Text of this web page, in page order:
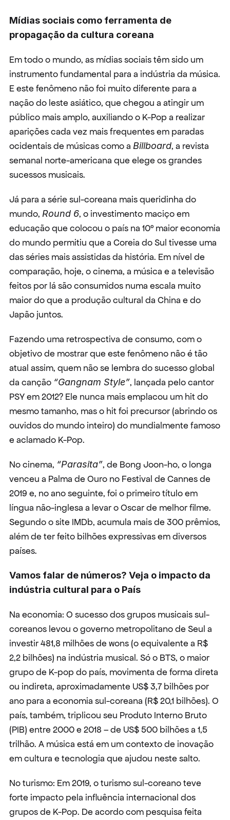
Mídias sociais como ferramenta de
propagação da cultura coreana
Em todo o mundo, as mídias sociais têm sido um
instrumento fundamental para a indústria da música.
E este fenômeno não foi muito diferente para a
nação do leste asiático, que chegou a atingir um
público mais amplo, auxiliando o K-Pop a realizar
aparições cada vez mais frequentes em paradas
ocidentais de músicas como a Billboard, a revista
semanal norte-americana que elege os grandes
sucessos musicais.
Já para a série sul-coreana mais queridinha do
mundo, Round 6, o investimento maciço em
educação que colocou o país na 10º maior economia
do mundo permitiu que a Coreia do Sul tivesse uma
das séries mais assistidas da história. Em nível de
comparação, hoje, o cinema, a música e a televisão
feitos por lá são consumidos numa escala muito
maior do que a produção cultural da China e do
Japão juntos.
Fazendo uma retrospectiva de consumo, com o
objetivo de mostrar que este fenômeno não é tão
atual assim, quem não se lembra do sucesso global
da canção “Gangnam Style”, lançada pelo cantor
PSY em 2012? Ele nunca mais emplacou um hit do
mesmo tamanho, mas o hit foi precursor (abrindo os
ouvidos do mundo inteiro) do mundialmente famoso
e aclamado K-Pop.
No cinema, “Parasita”, de Bong Joon-ho, o longa
venceu a Palma de Ouro no Festival de Cannes de
2019 e, no ano seguinte, foi o primeiro título em
língua não-inglesa a levar o Oscar de melhor filme.
Segundo o site IMDb, acumula mais de 300 prêmios,
além de ter feito bilhões expressivas em diversos
países.
Vamos falar de números? Veja o impacto da
indústria cultural para o País
Na economia: O sucesso dos grupos musicais sul-
coreanos levou o governo metropolitano de Seul a
investir 481,8 milhões de wons (o equivalente a R$
2,2 bilhões) na indústria musical. Só o BTS, o maior
grupo de K-pop do país, movimenta de forma direta
ou indireta, aproximadamente US$ 3,7 bilhões por
ano para a economia sul-coreana (R$ 20,1 bilhões). O
país, também, triplicou seu Produto Interno Bruto
(PIB) entre 2000 e 2018 – de US$ 500 bilhões a 1,5
trilhão. A música está em um contexto de inovação
em cultura e tecnologia que ajudou neste salto.
No turismo: Em 2019, o turismo sul-coreano teve
forte impacto pela influência internacional dos
grupos de K-Pop. De acordo com pesquisa feita